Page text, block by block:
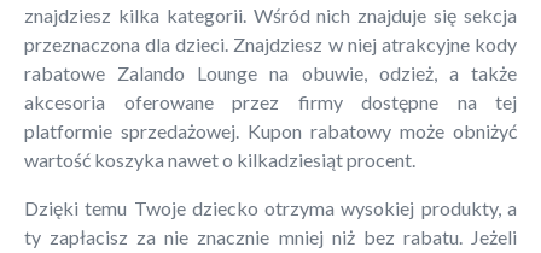
znajdziesz kilka kategorii. Wśród nich znajduje się sekcja
przeznaczona dla dzieci. Znajdziesz w niej atrakcyjne kody
rabatowe Zalando Lounge na obuwie, odzież, a także
akcesoria oferowane przez firmy dostępne na tej
platformie sprzedażowej. Kupon rabatowy może obniżyć
wartość koszyka nawet o kilkadziesiąt procent.
Dzięki temu Twoje dziecko otrzyma wysokiej produkty, a
ty zapłacisz za nie znacznie mniej niż bez rabatu. Jeżeli